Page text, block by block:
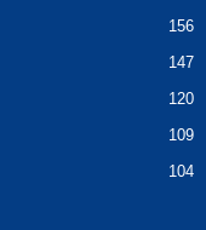
156
147
120
109
104